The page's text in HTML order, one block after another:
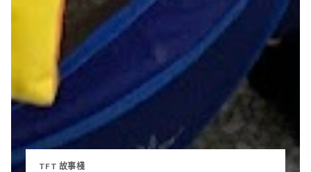
TFT 故事棧